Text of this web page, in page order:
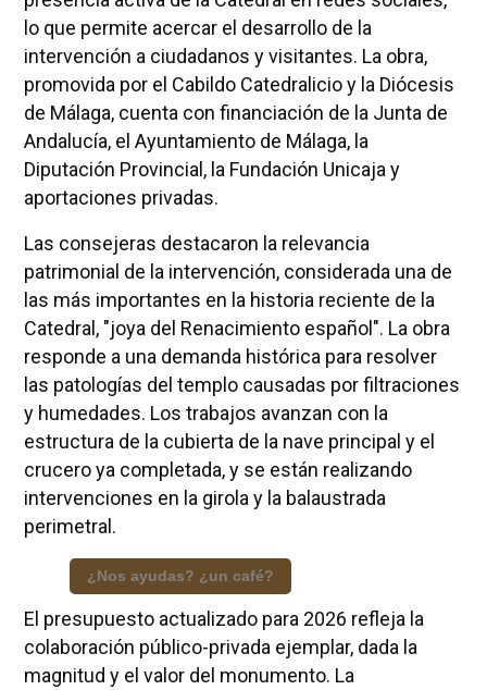
lo que permite acercar el desarrollo de la
intervención a ciudadanos y visitantes. La obra,
promovida por el Cabildo Catedralicio y la Diócesis
de Málaga, cuenta con financiación de la Junta de
Andalucía, el Ayuntamiento de Málaga, la
Diputación Provincial, la Fundación Unicaja y
aportaciones privadas.
Las consejeras destacaron la relevancia
patrimonial de la intervención, considerada una de
las más importantes en la historia reciente de la
Catedral, "joya del Renacimiento español". La obra
responde a una demanda histórica para resolver
las patologías del templo causadas por filtraciones
y humedades. Los trabajos avanzan con la
estructura de la cubierta de la nave principal y el
crucero ya completada, y se están realizando
intervenciones en la girola y la balaustrada
perimetral.
¿Nos ayudas? ¿un café?
El presupuesto actualizado para 2026 refleja la
colaboración público-privada ejemplar, dada la
magnitud y el valor del monumento. La